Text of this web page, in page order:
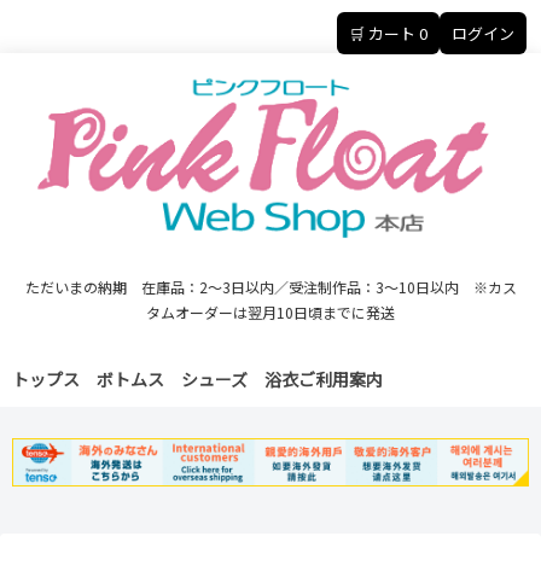
ただいまの納期 在庫品：2～3日以内／受注制作品：3～10日以内 ※カス
タムオーダーは翌月10日頃までに発送
トップス ボトムス シューズ 浴衣ご利用案内
🛒 カート 0 ログイン